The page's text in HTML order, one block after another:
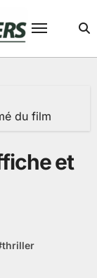
du film
et
thriller